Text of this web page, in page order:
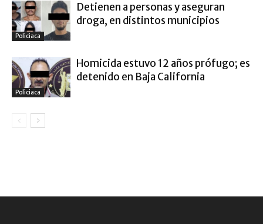
Policiaca
Detienen a personas y aseguran
droga, en distintos municipios
Policiaca
Homicida estuvo 12 años prófugo; es
detenido en Baja California